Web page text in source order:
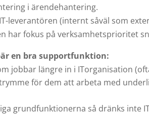
i ärendehantering.
leverantören (internt såväl som
har fokus på verksamhetsprioritet
en bra supportfunktion:
jobbar längre in i ITorganisation
för dem att arbeta med
grundfunktionerna så dränks inte